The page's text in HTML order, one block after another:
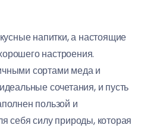
напитки, а настоящие
настроения.
сортами меда и
сочетания, и пусть
пользой и
себя силу природы, которая